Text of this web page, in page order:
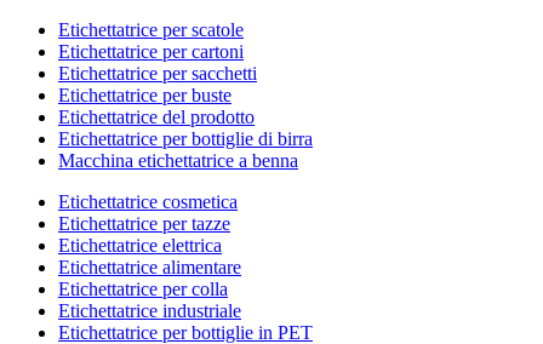
Etichettatrice per scatole
Etichettatrice per cartoni
Etichettatrice per sacchetti
Etichettatrice per buste
Etichettatrice del prodotto
Etichettatrice per bottiglie di birra
Macchina etichettatrice a benna
Etichettatrice cosmetica
Etichettatrice per tazze
Etichettatrice elettrica
Etichettatrice alimentare
Etichettatrice per colla
Etichettatrice industriale
Etichettatrice per bottiglie in PET